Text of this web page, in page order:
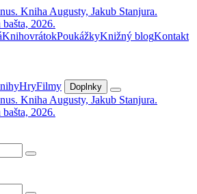
KnihovrátokPoukážkyKnižný blogKontakt
HryFilmy Doplnky